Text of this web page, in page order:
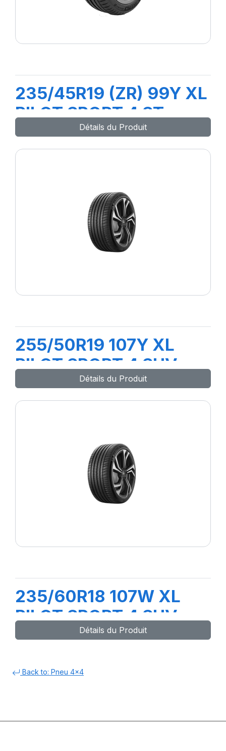
235/45R19 (ZR) 99Y XL
PILOT SPORT 4 ST
Détails du Produit
255/50R19 107Y XL
PILOT SPORT 4 SUV
Détails du Produit
235/60R18 107W XL
PILOT SPORT 4 SUV
Détails du Produit
Back to: Pneu 4x4